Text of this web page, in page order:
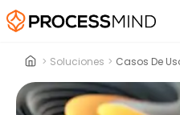
> Soluciones > Casos De